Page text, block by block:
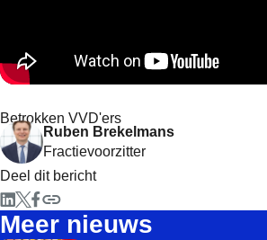
Betrokken VVD'ers
Ruben Brekelmans
Fractievoorzitter
Deel dit bericht
Meer nieuws